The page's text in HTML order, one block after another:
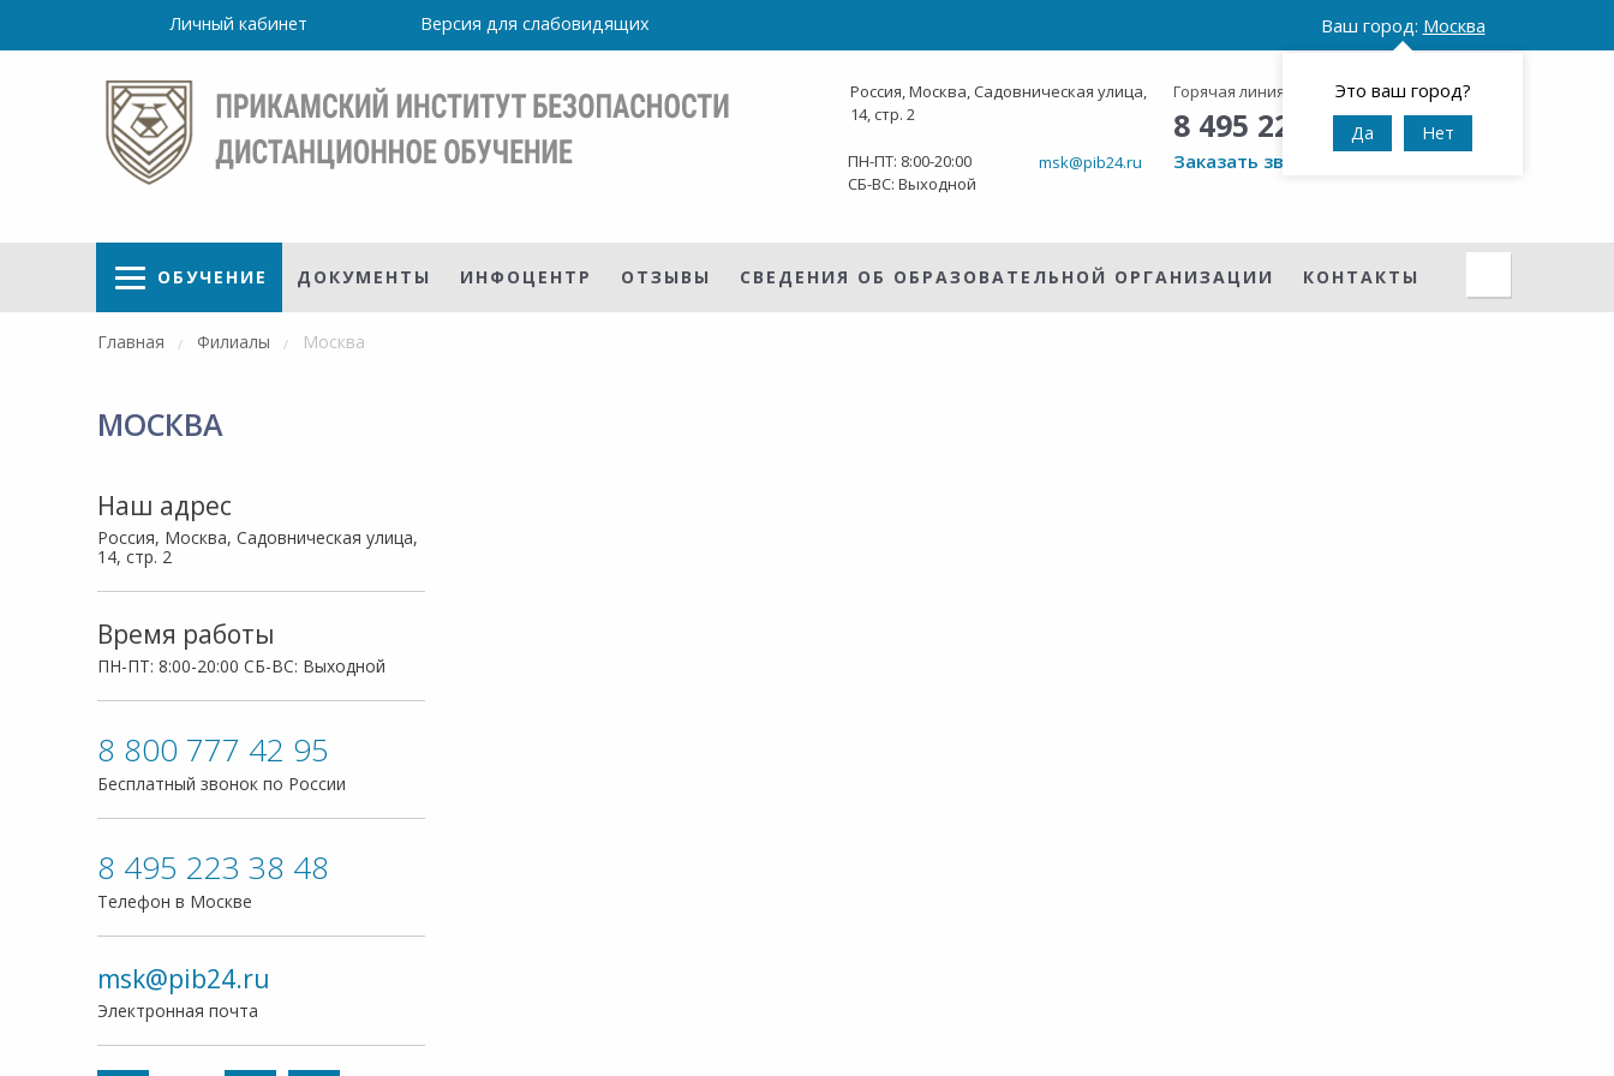
Института
ПН-ПТ:
8:00-20:00
СБ-ВС:
Выходной
Личный кабинет Версия для слабовидящих Ваш город: Москва
Это ваш город?
Да Нет
Россия, Москва, Садовническая улица,
14, стр. 2
ПН-ПТ: 8:00-20:00
СБ-ВС: Выходной
msk@pib24.ru
Горячая линия: Круглосуточно
8 495 223 38 48
Заказать звонок
ОБУЧЕНИЕ ДОКУМЕНТЫ ИНФОЦЕНТР ОТЗЫВЫ СВЕДЕНИЯ ОБ ОБРАЗОВАТЕЛЬНОЙ ОРГАНИЗАЦИИ КОНТАКТЫ
Главная Филиалы Москва
МОСКВА
Наш адрес
Россия, Москва, Садовническая улица,
14, стр. 2
Время работы
ПН-ПТ: 8:00-20:00 СБ-ВС: Выходной
8 800 777 42 95
Бесплатный звонок по России
8 495 223 38 48
Телефон в Москве
msk@pib24.ru
Электронная почта